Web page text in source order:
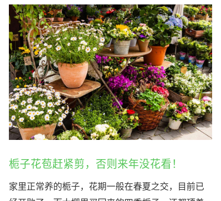
栀子花苞赶紧剪，否则来年没花看！
家里正常养的栀子，花期一般在春夏之交，目前已